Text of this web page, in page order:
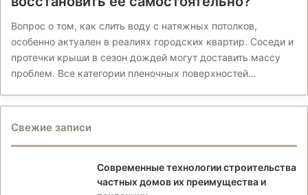
Вопрос о том, как слить воду с натяжных потолков,
особенно актуален в реалиях городских квартир. Соседи и
протечки крыши в сезон дождей могут доставить массу
проблем. Все категории пленочных поверхностей…
Свежие записи
Современные технологии строительства
частных домов их преимущества и